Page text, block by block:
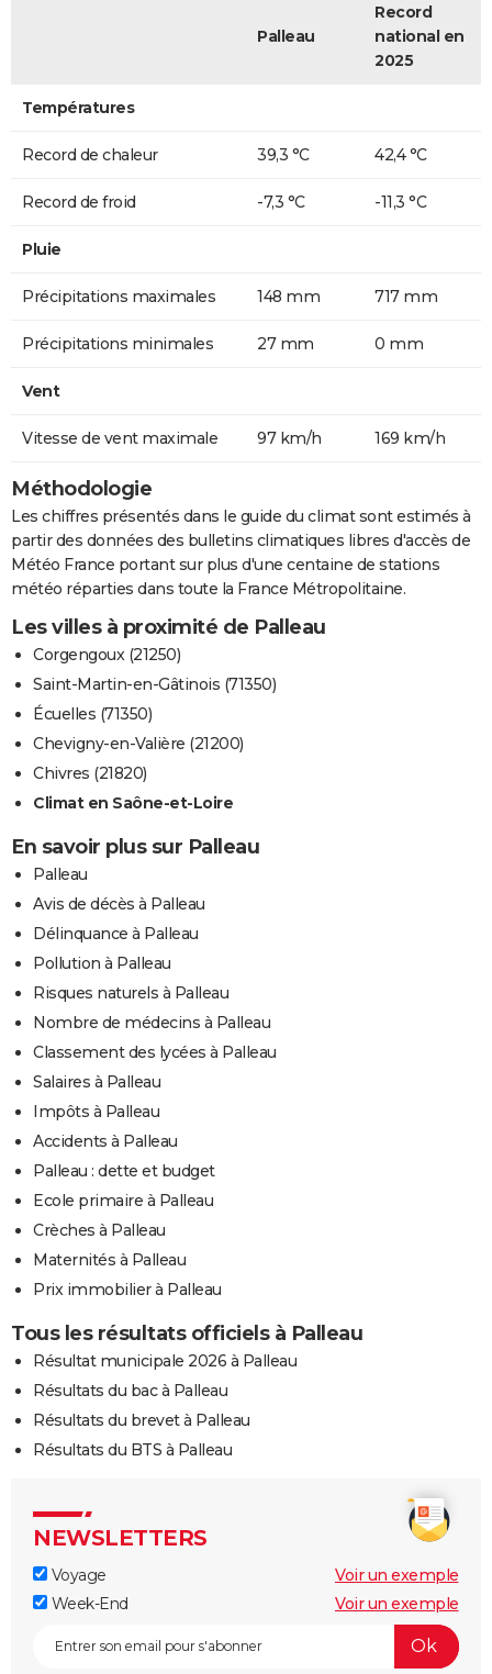
Palleau
Record
national en
2025
Températures
Record de chaleur 39,3 °C 42,4 °C
Record de froid -7,3 °C -11,3 °C
Pluie
Précipitations maximales 148 mm 717 mm
Précipitations minimales 27 mm 0 mm
Vent
Vitesse de vent maximale 97 km/h 169 km/h
Méthodologie
Les chiffres présentés dans le guide du climat sont estimés à
partir des données des bulletins climatiques libres d'accès de
Météo France portant sur plus d'une centaine de stations
météo réparties dans toute la France Métropolitaine.
Les villes à proximité de Palleau
Corgengoux (21250)
Saint-Martin-en-Gâtinois (71350)
Écuelles (71350)
Chevigny-en-Valière (21200)
Chivres (21820)
Climat en Saône-et-Loire
En savoir plus sur Palleau
Palleau
Avis de décès à Palleau
Délinquance à Palleau
Pollution à Palleau
Risques naturels à Palleau
Nombre de médecins à Palleau
Classement des lycées à Palleau
Salaires à Palleau
Impôts à Palleau
Accidents à Palleau
Palleau : dette et budget
Ecole primaire à Palleau
Crèches à Palleau
Maternités à Palleau
Prix immobilier à Palleau
Tous les résultats officiels à Palleau
Résultat municipale 2026 à Palleau
Résultats du bac à Palleau
Résultats du brevet à Palleau
Résultats du BTS à Palleau
NEWSLETTERS
Voyage
Voir un exemple
Week-End
Voir un exemple